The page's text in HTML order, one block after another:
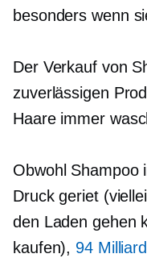
besonders wenn
Der Verkauf von
zuverlässigen
Haare immer
Obwohl Shampoo
Druck geriet
den Laden gehen
kaufen), 94